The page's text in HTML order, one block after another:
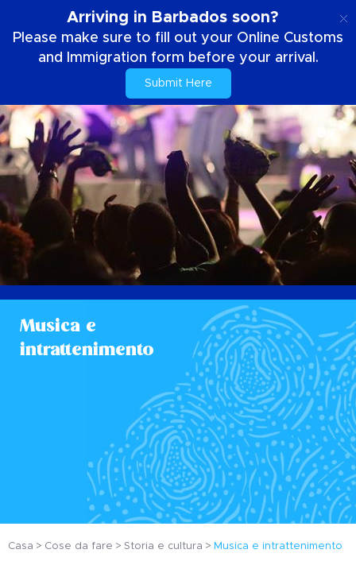
Arriving in Barbados soon?
Please make sure to fill out your Online Customs
and Immigration form before your arrival.
Submit Here
Musica e
intrattenimento
Casa Cose da fare Storia e cultura Musica e intrattenimento